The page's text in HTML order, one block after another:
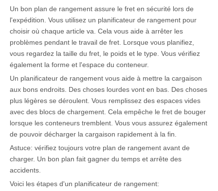
Un bon plan de rangement assure le fret en sécurité lors de
l'expédition. Vous utilisez un planificateur de rangement pour
choisir où chaque article va. Cela vous aide à arrêter les
problèmes pendant le travail de fret. Lorsque vous planifiez,
vous regardez la taille du fret, le poids et le type. Vous vérifiez
également la forme et l'espace du conteneur.
Un planificateur de rangement vous aide à mettre la cargaison
aux bons endroits. Des choses lourdes vont en bas. Des choses
plus légères se déroulent. Vous remplissez des espaces vides
avec des blocs de chargement. Cela empêche le fret de bouger
lorsque les conteneurs tremblent. Vous vous assurez également
de pouvoir décharger la cargaison rapidement à la fin.
Astuce: vérifiez toujours votre plan de rangement avant de
charger. Un bon plan fait gagner du temps et arrête des
accidents.
Voici les étapes d'un planificateur de rangement: